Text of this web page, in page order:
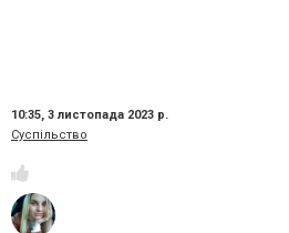
10:35, 3 листопада 2023 р.
Суспільство